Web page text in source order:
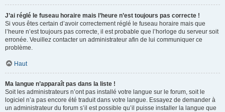
J’ai réglé le fuseau horaire mais l’heure n’est toujours pas correcte !
Si vous êtes certain d’avoir correctement réglé le fuseau horaire mais que
l’heure n’est toujours pas correcte, il est probable que l’horloge du serveur soit
erronée. Veuillez contacter un administrateur afin de lui communiquer ce
problème.
Haut
Ma langue n’apparaît pas dans la liste !
Soit les administrateurs n’ont pas installé votre langue sur le forum, soit le
logiciel n’a pas encore été traduit dans votre langue. Essayez de demander à
un administrateur du forum s’il est possible qu’il puisse installer la langue que